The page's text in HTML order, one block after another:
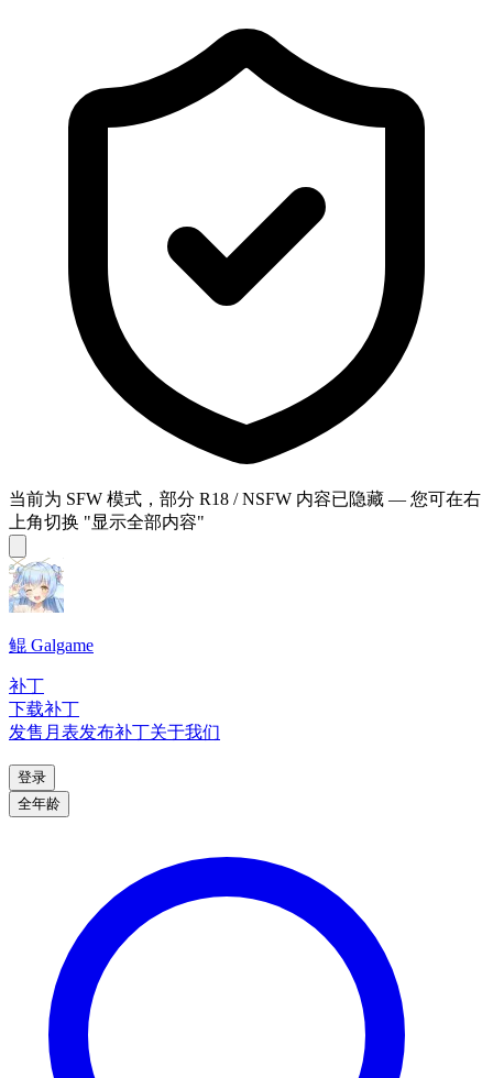
当前为 SFW 模式，部分 R18 / NSFW 内容已隐藏 — 您可在右
上角切换 "显示全部内容"
鲲 Galgame
补丁
下载补丁
发售月表发布补丁关于我们
登录
全年龄